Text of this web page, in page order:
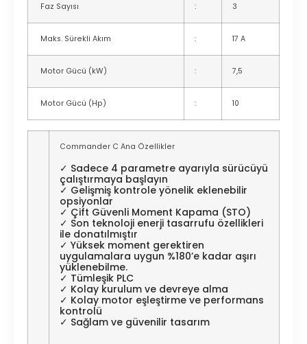
Faz Sayısı : 3
Maks. Sürekli Akım : 17 A
Motor Gücü (kW) : 7,5
Motor Gücü (Hp) : 10
Commander C Ana Özellikler
✓ Sadece 4 parametre ayarıyla sürücüyü
çalıştırmaya başlayın
✓ Gelişmiş kontrole yönelik eklenebilir
opsiyonlar
✓ Çift Güvenli Moment Kapama (STO)
✓ Son teknoloji enerji tasarrufu özellikleri
ile donatılmıştır
✓ Yüksek moment gerektiren
uygulamalara uygun %180’e kadar aşırı
yüklenebilme.
✓ Tümleşik PLC
✓ Kolay kurulum ve devreye alma
✓ Kolay motor eşleştirme ve performans
kontrolü
✓ Sağlam ve güvenilir tasarım